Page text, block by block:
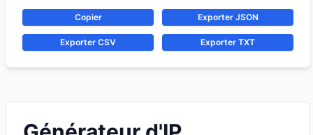
Copier Exporter JSON
Exporter CSV Exporter TXT